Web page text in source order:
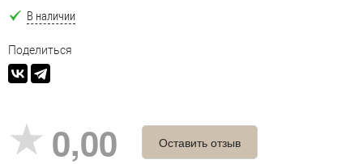
В наличии
Поделиться
0,00 Оставить отзыв